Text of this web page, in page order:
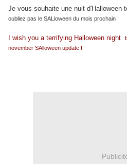
Je vous souhaite une nuit d'Halloween
oubliez pas le SALloween du mois prochain !
I wish you a terrifying Halloween night
november SAlloween update !